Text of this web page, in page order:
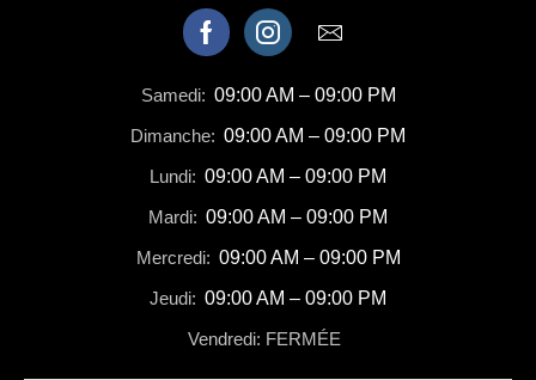
Samedi: 09:00 AM – 09:00 PM
Dimanche: 09:00 AM – 09:00 PM
Lundi: 09:00 AM – 09:00 PM
Mardi: 09:00 AM – 09:00 PM
Mercredi: 09:00 AM – 09:00 PM
Jeudi: 09:00 AM – 09:00 PM
Vendredi: FERMÉE